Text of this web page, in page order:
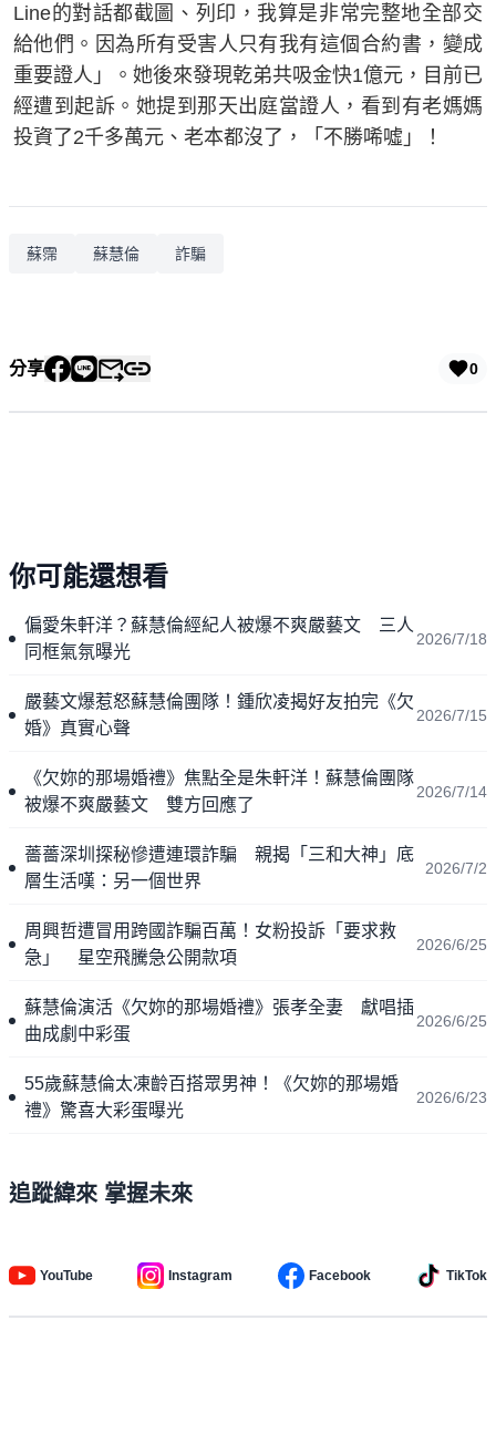
Line的對話都截圖、列印，我算是非常完整地全部交
給他們。因為所有受害人只有我有這個合約書，變成
重要證人」。她後來發現乾弟共吸金快1億元，目前已
經遭到起訴。她提到那天出庭當證人，看到有老媽媽
投資了2千多萬元、老本都沒了，「不勝唏噓」！
蘇霈 蘇慧倫 詐騙
分享 0
你可能還想看
偏愛朱軒洋？蘇慧倫經紀人被爆不爽嚴藝文 三人
同框氣氛曝光
2026/7/18
嚴藝文爆惹怒蘇慧倫團隊！鍾欣凌揭好友拍完《欠
婚》真實心聲
2026/7/15
《欠妳的那場婚禮》焦點全是朱軒洋！蘇慧倫團隊
被爆不爽嚴藝文 雙方回應了
2026/7/14
薔薔深圳探秘慘遭連環詐騙 親揭「三和大神」底
層生活嘆：另一個世界
2026/7/2
周興哲遭冒用跨國詐騙百萬！女粉投訴「要求救
急」 星空飛騰急公開款項
2026/6/25
蘇慧倫演活《欠妳的那場婚禮》張孝全妻 獻唱插
曲成劇中彩蛋
2026/6/25
55歲蘇慧倫太凍齡百搭眾男神！《欠妳的那場婚
禮》驚喜大彩蛋曝光
2026/6/23
追蹤緯來 掌握未來
YouTube Instagram Facebook TikTok